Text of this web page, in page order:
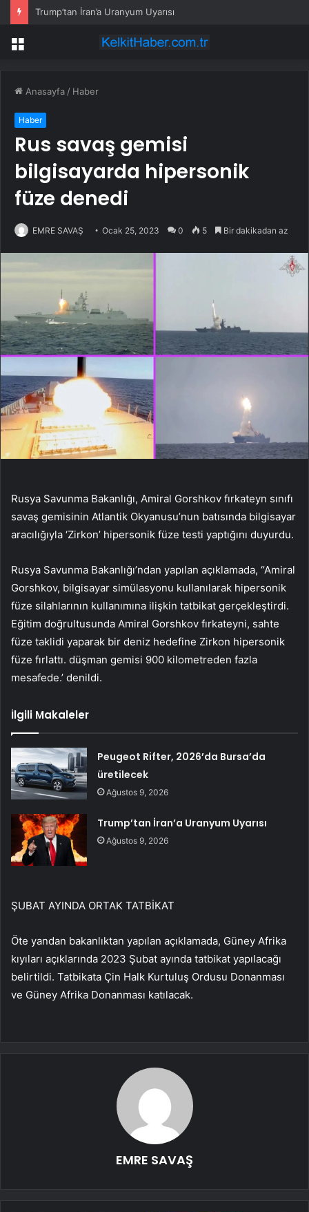
Trump’tan İran’a Uranyum Uyarısı
Menü
Anasayfa / Haber
Haber
Rus savaş gemisi
bilgisayarda hipersonik
füze denedi
EMRE SAVAŞ Ocak 25, 2023 0 5 Bir dakikadan az
Rusya Savunma Bakanlığı, Amiral Gorshkov fırkateyn sınıfı
savaş gemisinin Atlantik Okyanusu’nun batısında bilgisayar
aracılığıyla ‘Zirkon’ hipersonik füze testi yaptığını duyurdu.
Rusya Savunma Bakanlığı’ndan yapılan açıklamada, “Amiral
Gorshkov, bilgisayar simülasyonu kullanılarak hipersonik
füze silahlarının kullanımına ilişkin tatbikat gerçekleştirdi.
Eğitim doğrultusunda Amiral Gorshkov fırkateyni, sahte
füze taklidi yaparak bir deniz hedefine Zirkon hipersonik
füze fırlattı. düşman gemisi 900 kilometreden fazla
mesafede.’ denildi.
İlgili Makaleler
Peugeot Rifter, 2026’da Bursa’da
üretilecek
Ağustos 9, 2026
Trump’tan İran’a Uranyum Uyarısı
Ağustos 9, 2026
ŞUBAT AYINDA ORTAK TATBİKAT
Öte yandan bakanlıktan yapılan açıklamada, Güney Afrika
kıyıları açıklarında 2023 Şubat ayında tatbikat yapılacağı
belirtildi. Tatbikata Çin Halk Kurtuluş Ordusu Donanması
ve Güney Afrika Donanması katılacak.
EMRE SAVAŞ